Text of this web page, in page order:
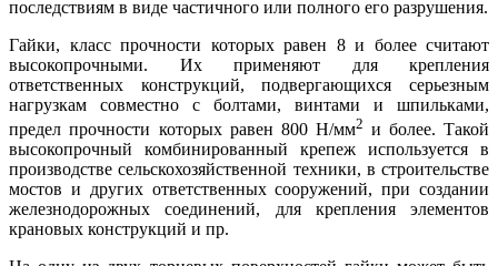
последствиям в виде частичного или полного его разрушения.
Гайки, класс прочности которых равен 8 и более считают
высокопрочными. Их применяют для крепления
ответственных конструкций, подвергающихся серьезным
нагрузкам совместно с болтами, винтами и шпильками,
предел прочности которых равен 800 Н/мм2 и более. Такой
высокопрочный комбинированный крепеж используется в
производстве сельскохозяйственной техники, в строительстве
мостов и других ответственных сооружений, при создании
железнодорожных соединений, для крепления элементов
крановых конструкций и пр.